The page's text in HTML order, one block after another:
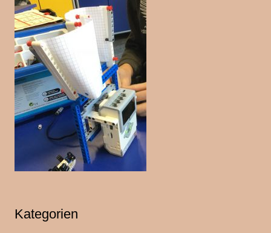
Kategorien